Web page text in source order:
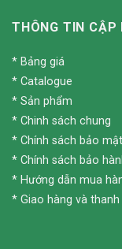
THÔNG TIN CẬP
* Bảng giá
* Catalogue
* Sản phẩm
* Chinh sách chung
* Chính sách bảo mật
* Chính sách bảo
* Hướng dẫn mua
* Giao hàng và